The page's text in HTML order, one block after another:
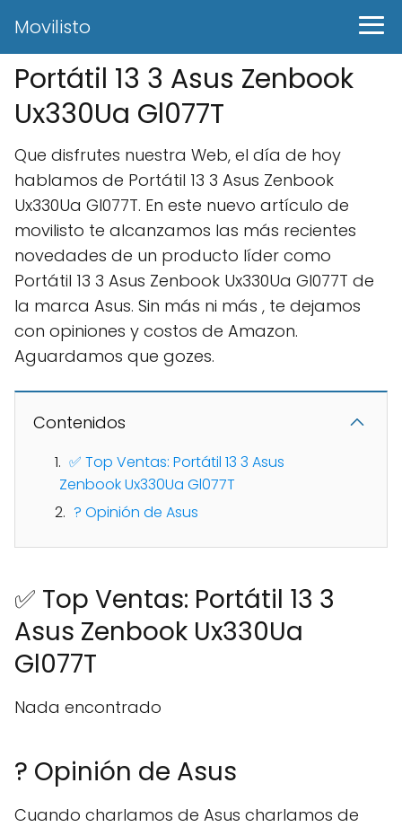
Movilisto
Portátil 13 3 Asus Zenbook
Ux330Ua Gl077T
Que disfrutes nuestra Web, el día de hoy
hablamos de Portátil 13 3 Asus Zenbook
Ux330Ua Gl077T. En este nuevo artículo de
movilisto te alcanzamos las más recientes
novedades de un producto líder como
Portátil 13 3 Asus Zenbook Ux330Ua Gl077T de
la marca Asus. Sin más ni más , te dejamos
con opiniones y costos de Amazon.
Aguardamos que gozes.
Contenidos
✅ Top Ventas: Portátil 13 3 Asus
Zenbook Ux330Ua Gl077T
? Opinión de Asus
✅ Top Ventas: Portátil 13 3
Asus Zenbook Ux330Ua
Gl077T
Nada encontrado
? Opinión de Asus
Cuando charlamos de Asus charlamos de